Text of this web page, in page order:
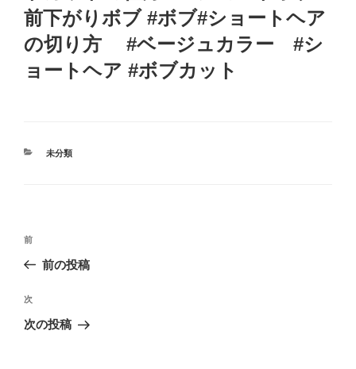
前下がりボブ #ボブ#ショートヘア
の切り方 #ベージュカラー #シ
ョートヘア #ボブカット
カ
未分類
投
ビ
ゲ
前
の
稿
前
前の投稿
次
の
次
次の投稿